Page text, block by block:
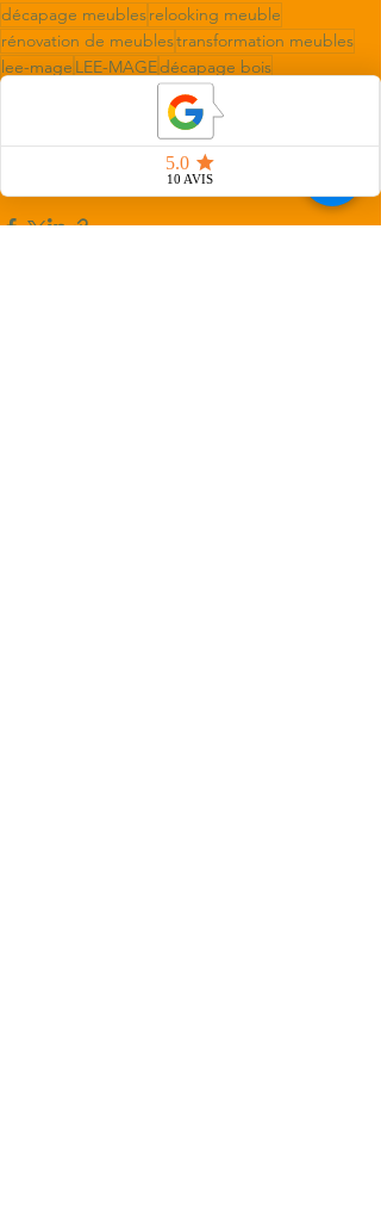
décapage meublesrelooking meuble
rénovation de meublestransformation meubles
lee-mage LEE-MAGEdécapage bois
C&Madeco
décapage écologique
décapage
atelier artisan Carpentrasdécapage douxVaucluse
décapage meuble ancien